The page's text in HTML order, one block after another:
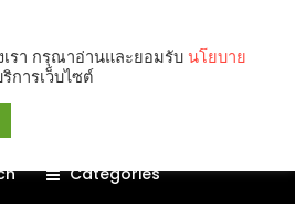
Categories
เรา กรุณาอ่านและยอมรับ นโยบาย
การเว็บไซต์